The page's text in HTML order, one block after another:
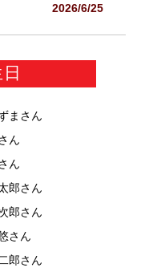
2026/6/25
ま さん
ん
ん
郎さん
郎さん
さん
郎さん